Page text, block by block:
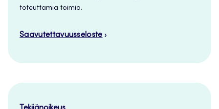
toteuttamia toimia.
Saavutettavuusseloste